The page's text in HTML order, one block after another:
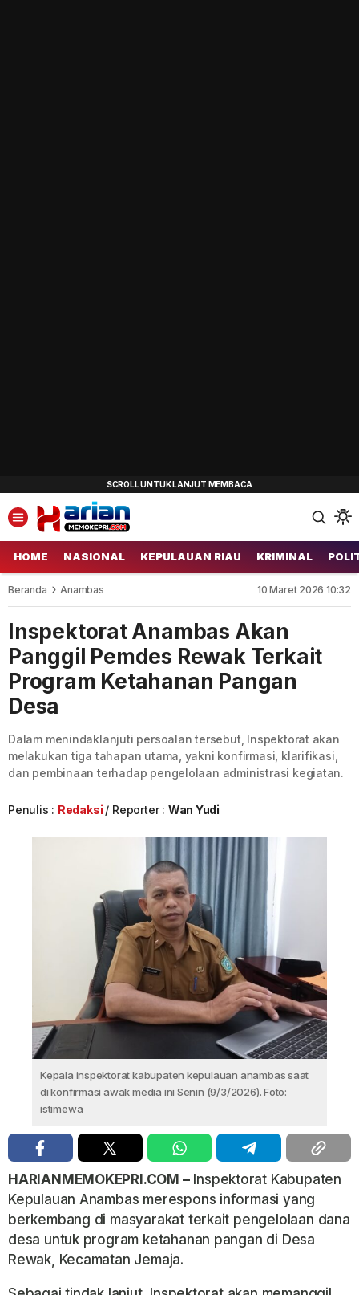
HOME NASIONAL KEPULAUAN RIAU KRIMINAL
Beranda Anambas 10 Maret 2026 10:32
Inspektorat Anambas Akan
Panggil Pemdes Rewak Terkait
Program Ketahanan Pangan
Desa
Dalam menindaklanjuti persoalan tersebut, Inspektorat akan
melakukan tiga tahapan utama, yakni konfirmasi, klarifikasi,
dan pembinaan terhadap pengelolaan administrasi kegiatan.
Penulis : Redaksi Reporter : Wan Yudi
Kepala inspektorat kabupaten kepulauan anambas saat
di konfirmasi awak media ini Senin (9/3/2026). Foto:
istimewa
HARIANMEMOKEPRI.COM –Inspektorat Kabupaten
Kepulauan Anambas merespons informasi yang
berkembang di masyarakat terkait pengelolaan dana
desa untuk program ketahanan pangan di Desa
Rewak, Kecamatan Jemaja.